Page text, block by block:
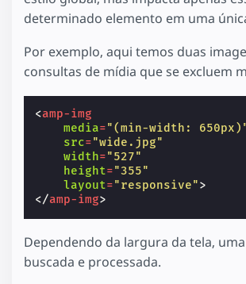
determinado elemento em uma
Por exemplo, aqui temos duas
consultas de mídia que se excluem
<amp-img
media="(min-width:
src="wide.jpg"
width="527"
height="355"
layout="responsive">
</amp-img>
Dependendo da largura da tela,
buscada e processada.